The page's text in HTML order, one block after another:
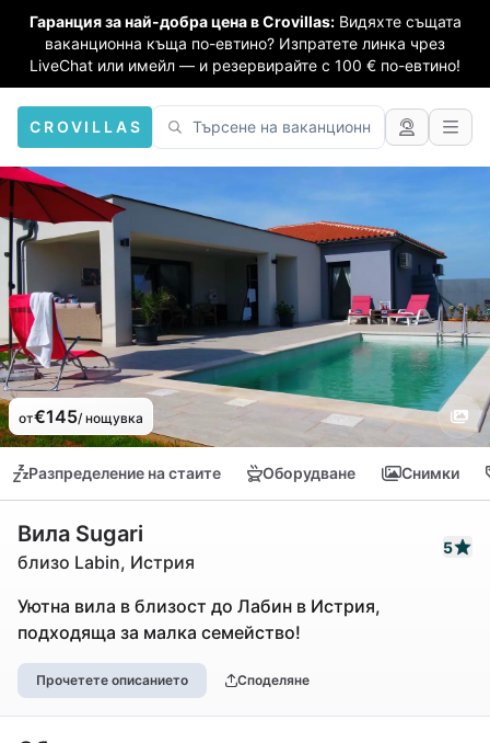
Гаранция за най-добра цена в Crovillas: Видяхте същата
ваканционна къща по-евтино? Изпратете линка чрез
LiveChat или имейл — и резервирайте с 100 € по-евтино!
CROVILLAS
от€145/ нощувка
Разпределение на стаите Оборудване Снимки
Вила Sugari
близо Labin, Истрия
5
Уютна вила в близост до Лабин в Истрия,
подходяща за малка семейство!
Прочетете описанието Споделяне